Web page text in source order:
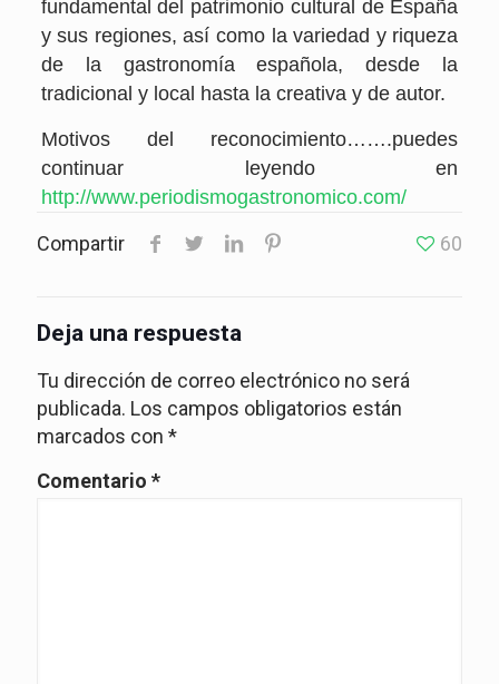
fundamental del patrimonio cultural de España
y sus regiones, así como la variedad y riqueza
de la gastronomía española, desde la
tradicional y local hasta la creativa y de autor.
Motivos del reconocimiento…….puedes
continuar leyendo en
http://www.periodismogastronomico.com/
Compartir 60
Deja una respuesta
Tu dirección de correo electrónico no será
publicada. Los campos obligatorios están
marcados con *
Comentario *